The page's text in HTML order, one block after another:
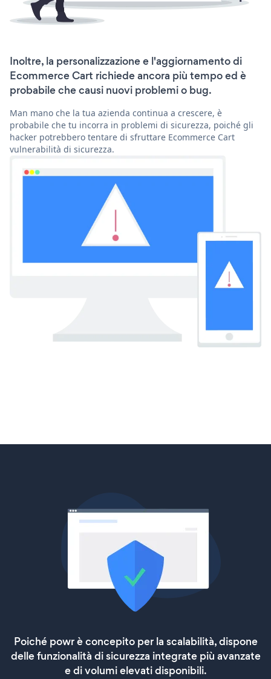
Inoltre, la personalizzazione e l'aggiornamento di
Ecommerce Cart richiede ancora più tempo ed è
probabile che causi nuovi problemi o bug.
Man mano che la tua azienda continua a crescere, è
probabile che tu incorra in problemi di sicurezza, poiché gli
hacker potrebbero tentare di sfruttare Ecommerce Cart
vulnerabilità di sicurezza.
Poiché powr è concepito per la scalabilità, dispone
delle funzionalità di sicurezza integrate più avanzate
e di volumi elevati disponibili.